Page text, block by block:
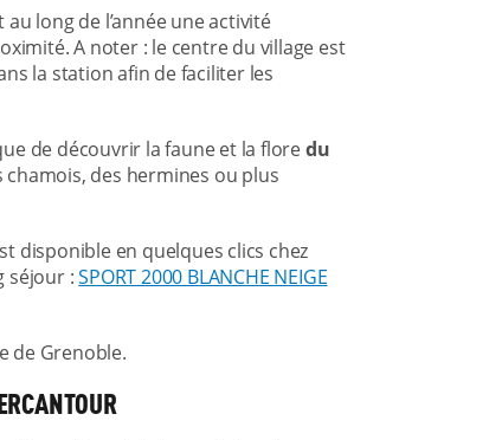
long de l’année une activité
A noter : le centre du village est
la station afin de faciliter les
de découvrir la faune et la floredu
chamois, des hermines ou plus
disponible en quelques clics chez
séjour :SPORT 2000 BLANCHE NEIGE
de Grenoble.